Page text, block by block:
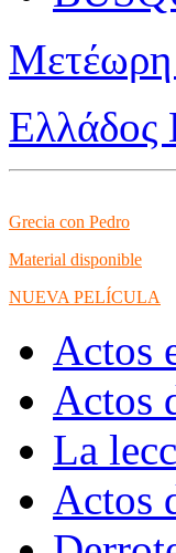
Ελλάδος
Grecia con Pedro
Material disponible
NUEVA PELÍCULA
Actos
Actos
La
Actos